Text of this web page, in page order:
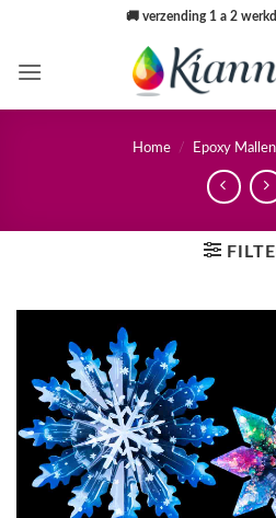
inhoud
🚚verzending 1 a 2
Home / Epoxy Mallen